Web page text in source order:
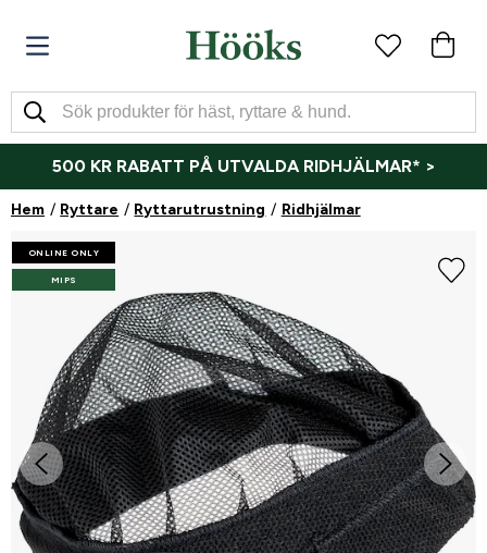
500 KR RABATT PÅ UTVALDA RIDHJÄLMAR* >
Hem Ryttare Ryttarutrustning Ridhjälmar
ONLINE ONLY
MIPS